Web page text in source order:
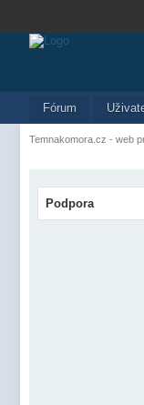
Fórum
Temnakomora.cz - web
Podpora